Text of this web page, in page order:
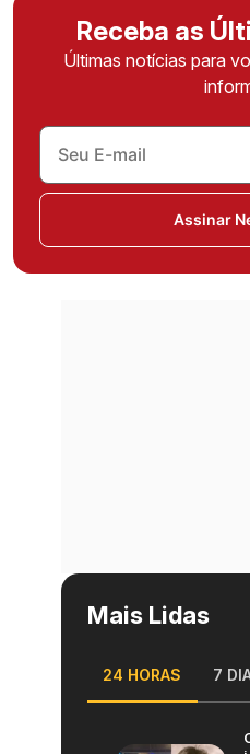
Receba as
Últimas notícias para
Assinar
Mais Lidas
24 HORAS 7